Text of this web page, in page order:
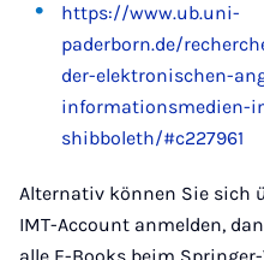
https://www.ub.uni-
paderborn.de/
der-elektronischen-
informationsmedien-
shibboleth/#c227961
Alternativ können Sie sich
IMT-Account anmelden,